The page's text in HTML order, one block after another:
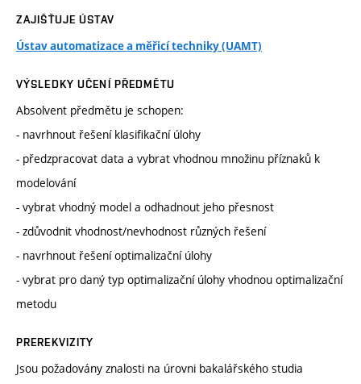
ZAJIŠŤUJE ÚSTAV
Ústav automatizace a měřicí techniky (UAMT)
VÝSLEDKY UČENÍ PŘEDMĚTU
Absolvent předmětu je schopen:
- navrhnout řešení klasifikační úlohy
- předzpracovat data a vybrat vhodnou množinu příznaků k
modelování
- vybrat vhodný model a odhadnout jeho přesnost
- zdůvodnit vhodnost/nevhodnost různých řešení
- navrhnout řešení optimalizační úlohy
- vybrat pro daný typ optimalizační úlohy vhodnou optimalizační
metodu
PREREKVIZITY
Jsou požadovány znalosti na úrovni bakalářského studia